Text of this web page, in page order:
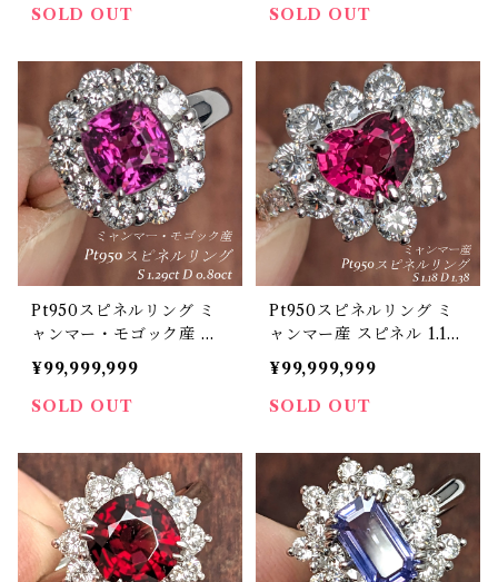
モンド 0.90ct【PRO206
SOLD OUT
ヤモンド 0.37ct【PRO20
SOLD OUT
Pt950スピネルリング ミ
ャンマー・モゴック産 ス
ピネル 1.29ct ダイヤモン
ド 0.80【PRO206913】
¥99,999,999
SOLD OUT
Pt950スピネルリング ミ
ャンマー産 スピネル 1.18c
t ダイヤモンド 1.38ct【P
RO206903】
¥99,999,999
SOLD OUT